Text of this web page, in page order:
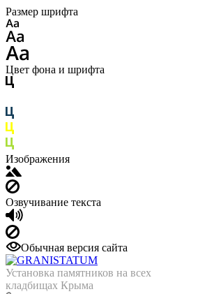
Размер шрифта
Цвет фона и шрифта
Изображения
Озвучивание текста
Обычная версия сайта
Установка памятников на всех
кладбищах Крыма